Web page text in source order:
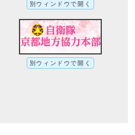
別ウィンドウで開く
別ウィンドウで開く